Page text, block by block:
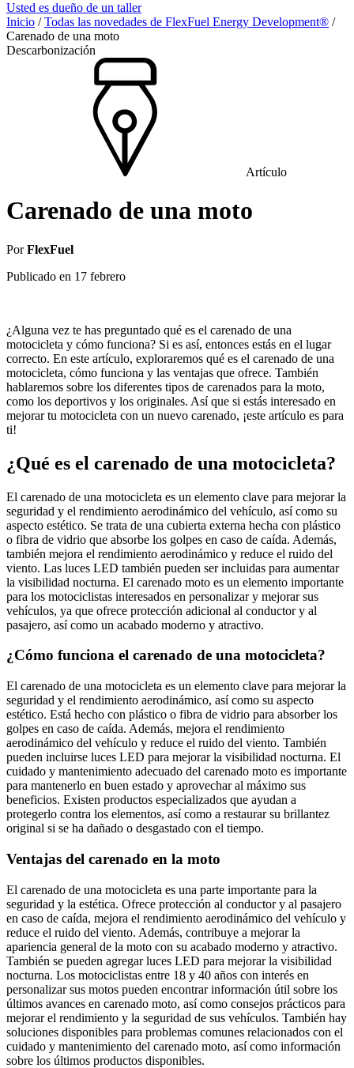
Usted es dueño de un taller
Inicio /Todas las novedades de FlexFuel Energy Development® /
Carenado de una moto
Descarbonización
Artículo
Carenado de una moto
PorFlexFuel
Publicado en 17 febrero
¿Alguna vez te has preguntado qué es el carenado de una
motocicleta y cómo funciona? Si es así, entonces estás en el lugar
correcto. En este artículo, exploraremos qué es el carenado de una
motocicleta, cómo funciona y las ventajas que ofrece. También
hablaremos sobre los diferentes tipos de carenados para la moto,
como los deportivos y los originales. Así que si estás interesado en
mejorar tu motocicleta con un nuevo carenado, ¡este artículo es para
ti!
¿Qué es el carenado de una motocicleta?
El carenado de una motocicleta es un elemento clave para mejorar la
seguridad y el rendimiento aerodinámico del vehículo, así como su
aspecto estético. Se trata de una cubierta externa hecha con plástico
o fibra de vidrio que absorbe los golpes en caso de caída. Además,
también mejora el rendimiento aerodinámico y reduce el ruido del
viento. Las luces LED también pueden ser incluidas para aumentar
la visibilidad nocturna. El carenado moto es un elemento importante
para los motociclistas interesados en personalizar y mejorar sus
vehículos, ya que ofrece protección adicional al conductor y al
pasajero, así como un acabado moderno y atractivo.
¿Cómo funciona el carenado de una motocicleta?
El carenado de una motocicleta es un elemento clave para mejorar la
seguridad y el rendimiento aerodinámico, así como su aspecto
estético. Está hecho con plástico o fibra de vidrio para absorber los
golpes en caso de caída. Además, mejora el rendimiento
aerodinámico del vehículo y reduce el ruido del viento. También
pueden incluirse luces LED para mejorar la visibilidad nocturna. El
cuidado y mantenimiento adecuado del carenado moto es importante
para mantenerlo en buen estado y aprovechar al máximo sus
beneficios. Existen productos especializados que ayudan a
protegerlo contra los elementos, así como a restaurar su brillantez
original si se ha dañado o desgastado con el tiempo.
Ventajas del carenado en la moto
El carenado de una motocicleta es una parte importante para la
seguridad y la estética. Ofrece protección al conductor y al pasajero
en caso de caída, mejora el rendimiento aerodinámico del vehículo y
reduce el ruido del viento. Además, contribuye a mejorar la
apariencia general de la moto con su acabado moderno y atractivo.
También se pueden agregar luces LED para mejorar la visibilidad
nocturna. Los motociclistas entre 18 y 40 años con interés en
personalizar sus motos pueden encontrar información útil sobre los
últimos avances en carenado moto, así como consejos prácticos para
mejorar el rendimiento y la seguridad de sus vehículos. También hay
soluciones disponibles para problemas comunes relacionados con el
cuidado y mantenimiento del carenado moto, así como información
sobre los últimos productos disponibles.